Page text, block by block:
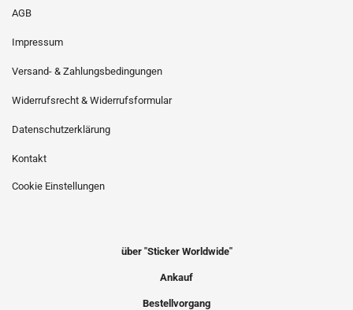
AGB
Impressum
Versand- & Zahlungsbedingungen
Widerrufsrecht & Widerrufsformular
Datenschutzerklärung
Kontakt
Cookie Einstellungen
über "Sticker Worldwide"
Ankauf
Bestellvorgang